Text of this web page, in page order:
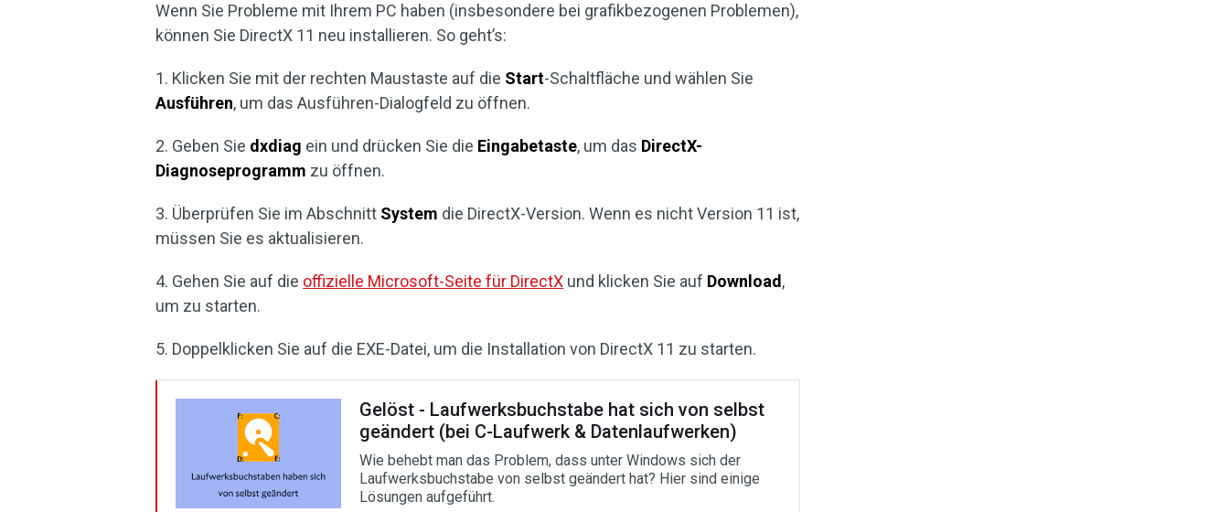
Wenn Sie Probleme mit Ihrem PC haben (insbesondere bei grafikbezogenen Problemen),
können Sie DirectX 11 neu installieren. So geht’s:
1. Klicken Sie mit der rechten Maustaste auf die Start-Schaltfläche und wählen Sie
Ausführen, um das Ausführen-Dialogfeld zu öffnen.
2. Geben Sie dxdiag ein und drücken Sie die Eingabetaste, um das DirectX-
Diagnoseprogramm zu öffnen.
3. Überprüfen Sie im Abschnitt System die DirectX-Version. Wenn es nicht Version 11 ist,
müssen Sie es aktualisieren.
4. Gehen Sie auf die offizielle Microsoft-Seite für DirectX und klicken Sie auf Download,
um zu starten.
5. Doppelklicken Sie auf die EXE-Datei, um die Installation von DirectX 11 zu starten.
Gelöst - Laufwerksbuchstabe hat sich von selbst
geändert (bei C-Laufwerk & Datenlaufwerken)
Wie behebt man das Problem, dass unter Windows sich der
Laufwerksbuchstabe von selbst geändert hat? Hier sind einige
Lösungen aufgeführt.